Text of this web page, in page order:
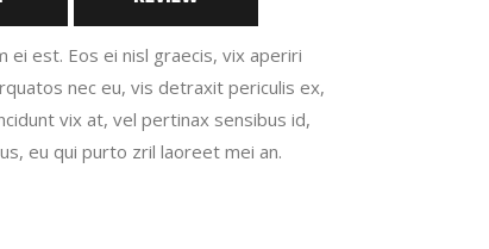
ei est. Eos ei nisl graecis, vix aperiri
nec eu, vis detraxit periculis ex,
vix at, vel pertinax sensibus id,
eu qui purto zril laoreet mei an.